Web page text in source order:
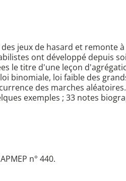
jeux de hasard et remonte
ont développé depuis
le titre d'une leçon
binomiale, loi faible des
des marches
exemples ; 33 notes
n° 440.